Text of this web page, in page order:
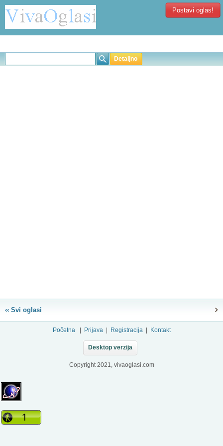
Postavi oglas!
Detaljno
‹‹ Svi oglasi
Početna Prijava Registracija Kontakt
Desktop verzija
Copyright 2021, vivaoglasi.com